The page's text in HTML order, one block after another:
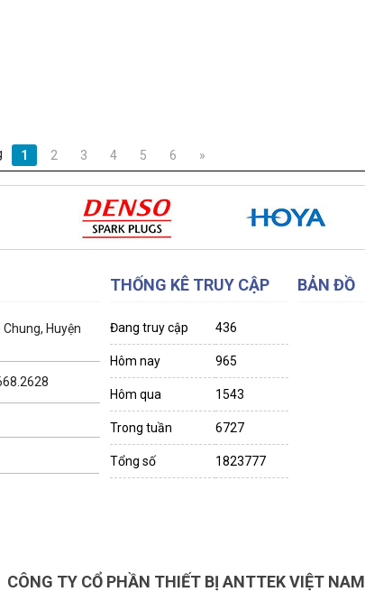
1 2 3 4 5 6 »
Huyện
THỐNG KÊ TRUY CẬP
Đang truy cập 436
Hôm nay 965
Hôm qua 1543
Trong tuần 6727
Tổng số 1823777
BẢN ĐỒ
CÔNG TY CỔ PHẦN THIẾT BỊ ANTTEK VIỆT NAM